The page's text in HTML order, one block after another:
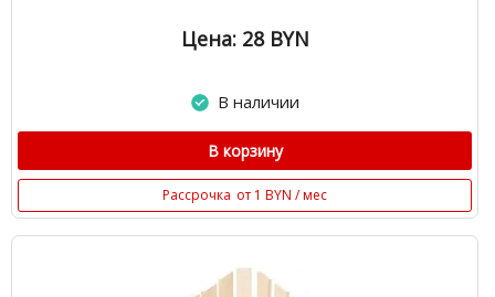
Цена: 28 BYN
В наличии
В корзину
Рассрочка от 1 BYN / мес